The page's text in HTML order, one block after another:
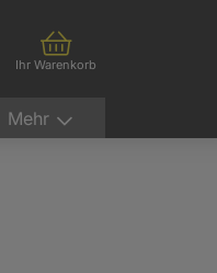
Ihr Warenkorb
Mehr